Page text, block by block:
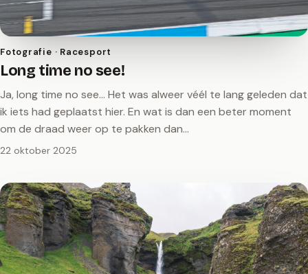
Fotografie · Racesport
Long time no see!
Ja, long time no see… Het was alweer véél te lang geleden dat
ik iets had geplaatst hier. En wat is dan een beter moment
om de draad weer op te pakken dan…
22 oktober 2025